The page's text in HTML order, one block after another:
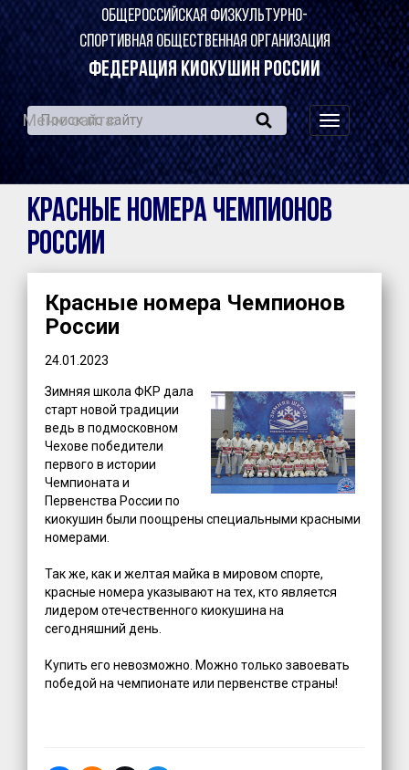
ОБЩЕРОССИЙСКАЯ ФИЗКУЛЬТУРНО-
СПОРТИВНАЯ ОБЩЕСТВЕННАЯ ОРГАНИЗАЦИЯ
ФЕДЕРАЦИЯ КИОКУШИН РОССИИ
навигация
по
сайту
Меню сайта:
Красные номера Чемпионов
России
Красные номера Чемпионов
России
24.01.2023
Зимняя школа ФКР дала
старт новой традиции
ведь в подмосковном
Чехове победители
первого в истории
Чемпионата и
Первенства России по
киокушин были поощрены специальными красными
номерами.
Так же, как и желтая майка в мировом спорте,
красные номера указывают на тех, кто является
лидером отечественного киокушина на
сегодняшний день.
Купить его невозможно. Можно только завоевать
победой на чемпионате или первенстве страны!